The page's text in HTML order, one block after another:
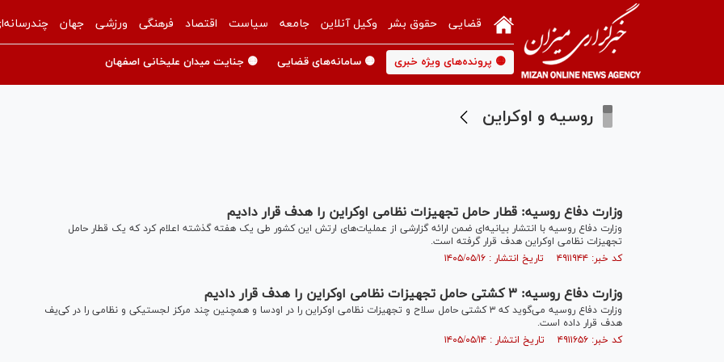
قضایی حقوق بشر وکیل آنلاین جامعه سیاست اقتصاد فرهنگی ورزشی جهان
🟡 پرونده‌های ویژه خبری 🟡 سامانه‌های قضایی 🟡 جنایت میدان علیخانی اصفهان
روسیه و اوکراین
وزارت دفاع روسیه: قطار حامل تجهیزات نظامی اوکراین را هدف قرار دادیم
وزارت دفاع روسیه با انتشار بیانیه‌ای ضمن ارائه گزارشی از عملیات‌های ارتش این کشور طی یک هفته گذشته اعلام کرد که یک قطار حامل
تجهیزات نظامی اوکراین هدف قرار گرفته است.
کد خبر: ۴۹۱۱۹۴۴ تاریخ انتشار : ۱۴۰۵/۰۵/۱۶
وزارت دفاع روسیه: ۳ کشتی حامل تجهیزات نظامی اوکراین را هدف قرار دادیم
وزارت دفاع روسیه می‌گوید که ۳ کشتی حامل سلاح و تجهیزات نظامی اوکراین را در اودسا و همچنین چند مرکز لجستیکی و نظامی را در کی‌یف
هدف قرار داده است.
کد خبر: ۴۹۱۱۶۵۶ تاریخ انتشار : ۱۴۰۵/۰۵/۱۴